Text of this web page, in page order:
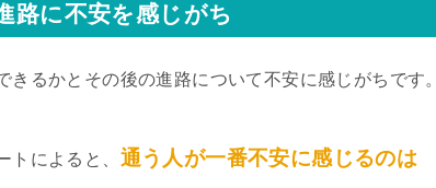
路に不安を感じがち
るかとその後の進路について不安に感じがちです。
によると、 通う人が一番不安に感じるのは